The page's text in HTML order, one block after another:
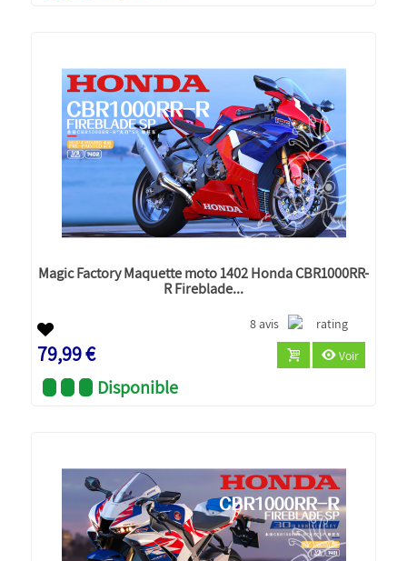
Magic Factory Maquette moto 1402 Honda CBR1000RR-
R Fireblade...
8 avis
79,99 € Voir
Disponible